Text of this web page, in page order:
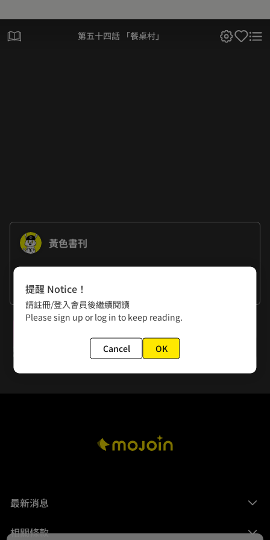
第五十四話 「餐桌村」
黃色書刊
我家的餐桌是拿來放雜物的
下一話
第五十五話 「沒有食慾」
最新消息
相關條款
提醒 Notice！
請註冊/登入會員後繼續閱讀
Please sign up or log in to keep reading.
Cancel OK